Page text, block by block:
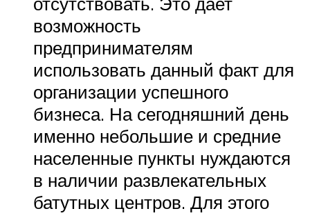
возможность
предпринимателям
использовать данный факт для
организации успешного
бизнеса. На сегодняшний день
именно небольшие и средние
населенные пункты нуждаются
в наличии развлекательных
батутных центров. Для этого